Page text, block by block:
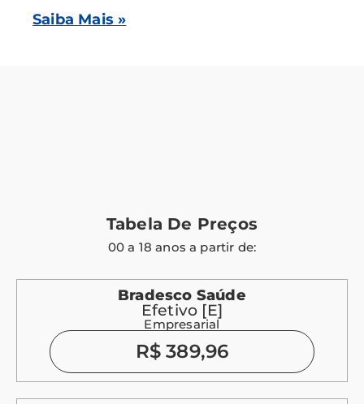
Saiba Mais »
Tabela De Preços
00 a 18 anos a partir de:
Bradesco Saúde
Efetivo [E]
Empresarial
R$ 389,96